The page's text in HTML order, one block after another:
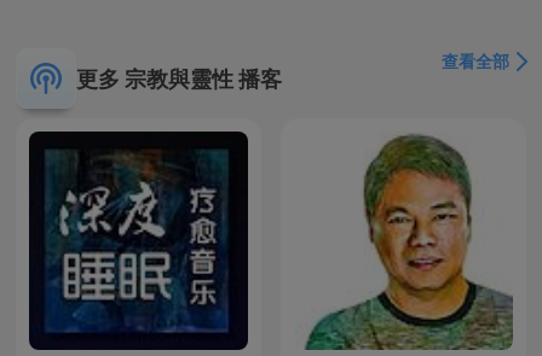
更多 宗教與靈性 播客
查看全部